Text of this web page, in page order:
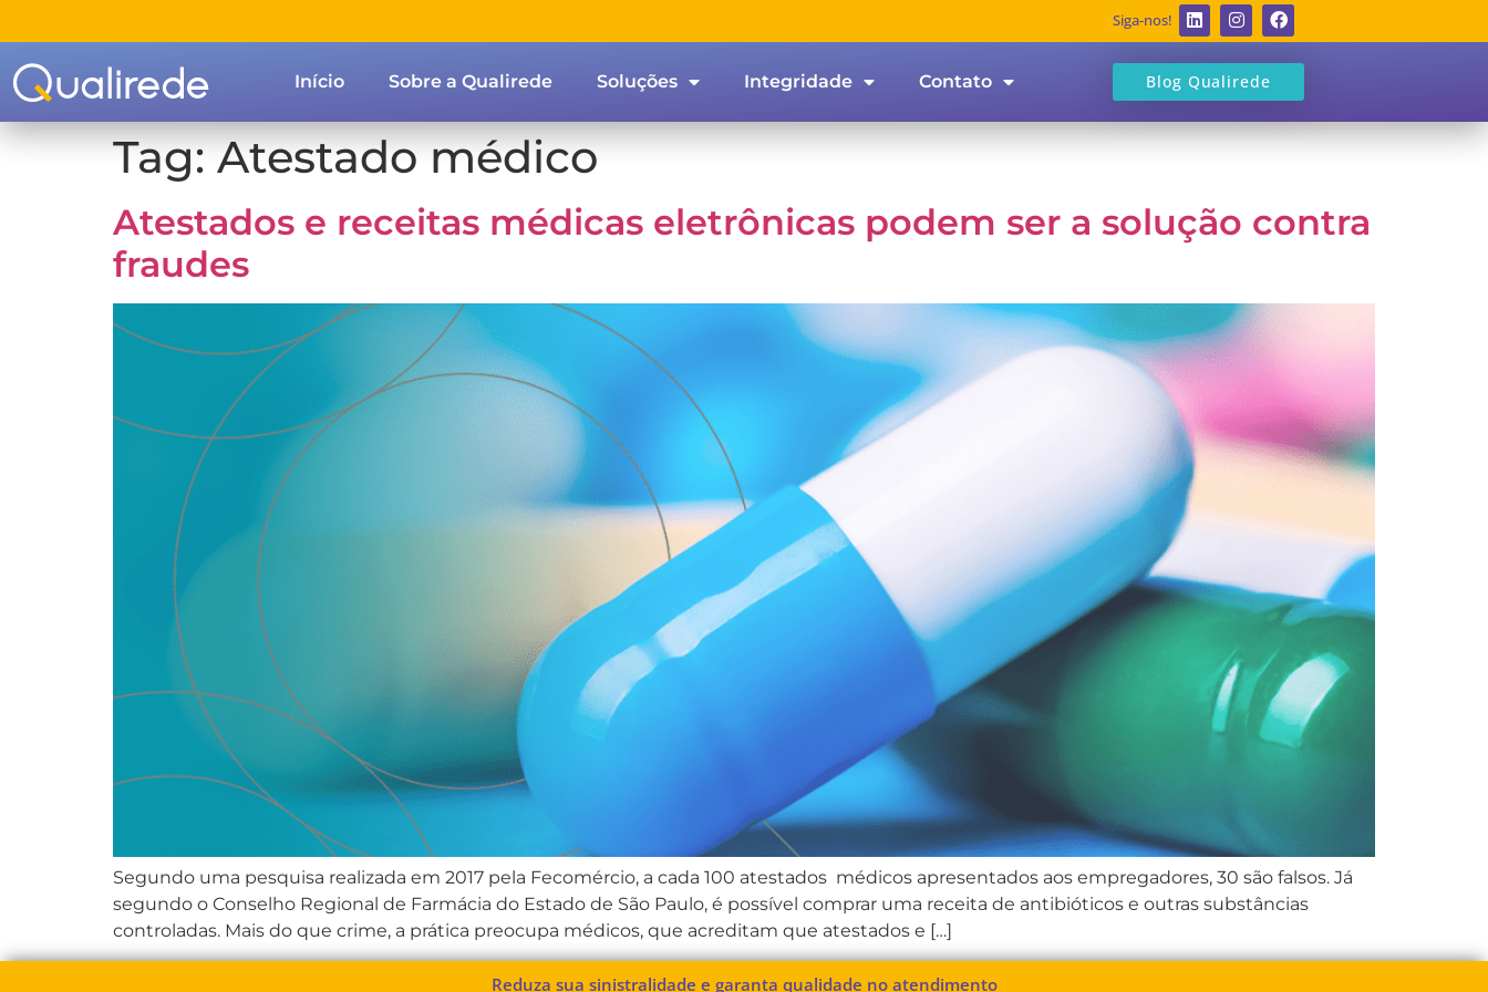
Siga-nos!
Início Sobre a Qualirede Soluções Integridade Contato Blog Qualirede
Tag:Atestado médico
Atestados e receitas médicas eletrônicas podem ser a solução contra
fraudes
Segundo uma pesquisa realizada em 2017 pela Fecomércio, a cada 100 atestados médicos apresentados aos empregadores, 30 são falsos. Já
segundo o Conselho Regional de Farmácia do Estado de São Paulo, é possível comprar uma receita de antibióticos e outras substâncias
controladas. Mais do que crime, a prática preocupa médicos, que acreditam que atestados e […]
Reduza sua sinistralidade e garanta qualidade no atendimento